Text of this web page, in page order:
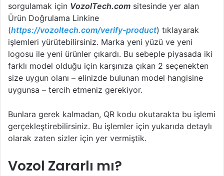
sorgulamak için VozolTech.com sitesinde yer alan
Ürün Doğrulama Linkine
(https://vozoltech.com/verify-product) tıklayarak
işlemleri yürütebilirsiniz. Marka yeni yüzü ve yeni
logosu ile yeni ürünler çıkardı. Bu sebeple piyasada iki
farklı model olduğu için karşınıza çıkan 2 seçenekten
size uygun olanı – elinizde bulunan model hangisine
uygunsa – tercih etmeniz gerekiyor.
Bunlara gerek kalmadan, QR kodu okutarakta bu işlemi
gerçekleştirebilirsiniz. Bu işlemler için yukarıda detaylı
olarak zaten sizler için yer vermiştik.
Vozol Zararlı mı?